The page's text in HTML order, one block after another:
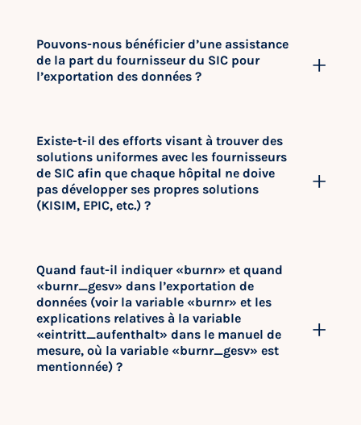
Pouvons-nous bénéficier d’une assistance
de la part du fournisseur du SIC pour
l’exportation des données ?
Existe-t-il des efforts visant à trouver des
solutions uniformes avec les fournisseurs
de SIC afin que chaque hôpital ne doive
pas développer ses propres solutions
(KISIM, EPIC, etc.) ?
Quand faut-il indiquer «burnr» et quand
«burnr_gesv» dans l’exportation de
données (voir la variable «burnr» et les
explications relatives à la variable
«eintritt_aufenthalt» dans le manuel de
mesure, où la variable «burnr_gesv» est
mentionnée) ?